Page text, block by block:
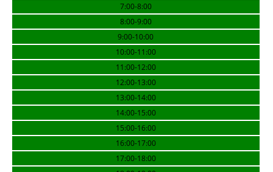
7:00-8:00
8:00-9:00
9:00-10:00
10:00-11:00
11:00-12:00
12:00-13:00
13:00-14:00
14:00-15:00
15:00-16:00
16:00-17:00
17:00-18:00